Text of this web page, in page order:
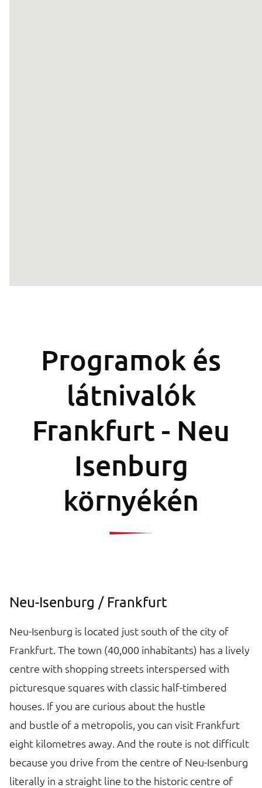
Programok és
látnivalók
Frankfurt - Neu
Isenburg
környékén
Neu-Isenburg / Frankfurt
Neu-Isenburg is located just south of the city of
Frankfurt. The town (40,000 inhabitants) has a lively
centre with shopping streets interspersed with
picturesque squares with classic half-timbered
houses. If you are curious about the hustle
and bustle of a metropolis, you can visit Frankfurt
eight kilometres away. And the route is not difficult
because you drive from the centre of Neu-Isenburg
literally in a straight line to the historic centre of